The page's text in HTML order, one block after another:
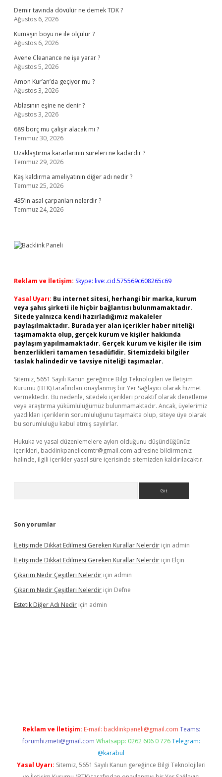
Demir tavında dövülür ne demek TDK ?
Ağustos 6, 2026
Kumaşın boyu ne ile ölçülür ?
Ağustos 6, 2026
Avene Cleanance ne işe yarar ?
Ağustos 5, 2026
Amon Kur’an’da geçiyor mu ?
Ağustos 3, 2026
Ablasının eşine ne denir ?
Ağustos 3, 2026
689 borç mu çalişir alacak mı ?
Temmuz 30, 2026
Uzaklaştırma kararlarının süreleri ne kadardır ?
Temmuz 29, 2026
Kaş kaldırma ameliyatının diğer adı nedir ?
Temmuz 25, 2026
435’in asal çarpanları nelerdir ?
Temmuz 24, 2026
Reklam ve İletişim: Skype: live:.cid.575569c608265c69
Yasal Uyarı: Bu internet sitesi, herhangi bir marka, kurum
veya şahıs şirketi ile hiçbir bağlantısı bulunmamaktadır.
Sitede yalnızca kendi hazırladığımız makaleler
paylaşılmaktadır. Burada yer alan içerikler haber niteliği
taşımamakta olup, gerçek kurum ve kişiler hakkında
paylaşım yapılmamaktadır. Gerçek kurum ve kişiler ile isim
benzerlikleri tamamen tesadüfidir. Sitemizdeki bilgiler
taslak halindedir ve tavsiye niteliği taşımazlar.
Sitemiz, 5651 Sayılı Kanun gereğince Bilgi Teknolojileri ve İletişim
Kurumu (BTK) tarafından onaylanmış bir Yer Sağlayıcı olarak hizmet
vermektedir. Bu nedenle, sitedeki içerikleri proaktif olarak denetleme
veya araştırma yükümlülüğümüz bulunmamaktadır. Ancak, üyelerimiz
yazdıkları içeriklerin sorumluluğunu taşımakta olup, siteye üye olarak
bu sorumluluğu kabul etmiş sayılırlar.
Hukuka ve yasal düzenlemelere aykırı olduğunu düşündüğünüz
içerikleri, backlinkpanelicomtr@gmail.com adresine bildirmeniz
halinde, ilgili içerikler yasal süre içerisinde sitemizden kaldırılacaktır.
Son yorumlar
İLetişimde Dikkat Edilmesi Gereken Kurallar Nelerdir için admin
İLetişimde Dikkat Edilmesi Gereken Kurallar Nelerdir için Elçin
Çıkarım Nedir Çeşitleri Nelerdir için admin
Çıkarım Nedir Çeşitleri Nelerdir için Defne
Estetik Diğer Adı Nedir için admin
Reklam ve İletişim: E-mail: backlinkpaneli@gmail.com Teams:
forumhizmeti@gmail.com Whatsapp: 0262 606 0 726 Telegram:
@karabul
Yasal Uyarı: Sitemiz, 5651 Sayılı Kanun gereğince Bilgi Teknolojileri